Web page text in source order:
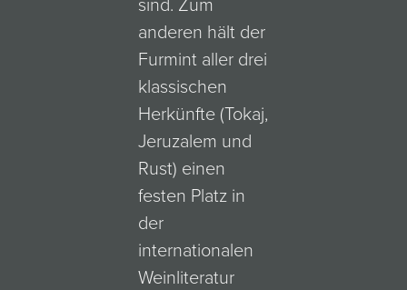
sind. Zum
anderen hält der
Furmint aller drei
klassischen
Herkünfte (Tokaj,
Jeruzalem und
Rust) einen
festen Platz in
der
internationalen
Weinliteratur